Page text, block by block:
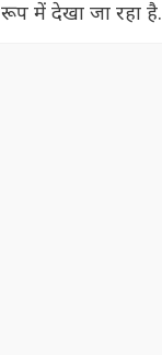
में देखा जा रहा है.